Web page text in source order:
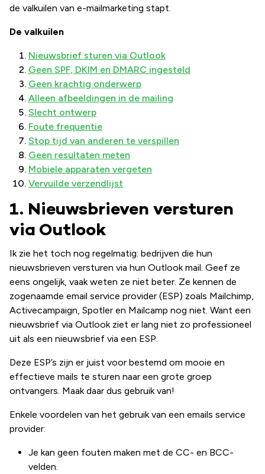
de valkuilen van e-mailmarketing stapt.
De valkuilen
Nieuwsbrief sturen via Outlook
Geen SPF, DKIM en DMARC ingesteld
Geen krachtig onderwerp
Alleen afbeeldingen in de mailing
Slecht ontwerp
Foute frequentie
Stop tijd van anderen te verspillen
Geen resultaten meten
Mobiele apparaten vergeten
Vervuilde verzendlijst
1. Nieuwsbrieven versturen
via Outlook
Ik zie het toch nog regelmatig: bedrijven die hun
nieuwsbrieven versturen via hun Outlook mail. Geef ze
eens ongelijk, vaak weten ze niet beter. Ze kennen de
zogenaamde email service provider (ESP) zoals Mailchimp,
Activecampaign, Spotler en Mailcamp nog niet. Want een
nieuwsbrief via Outlook ziet er lang niet zo professioneel
uit als een nieuwsbrief via een ESP.
Deze ESP’s zijn er juist voor bestemd om mooie en
effectieve mails te sturen naar een grote groep
ontvangers. Maak daar dus gebruik van!
Enkele voordelen van het gebruik van een emails service
provider:
Je kan geen fouten maken met de CC- en BCC-
velden.